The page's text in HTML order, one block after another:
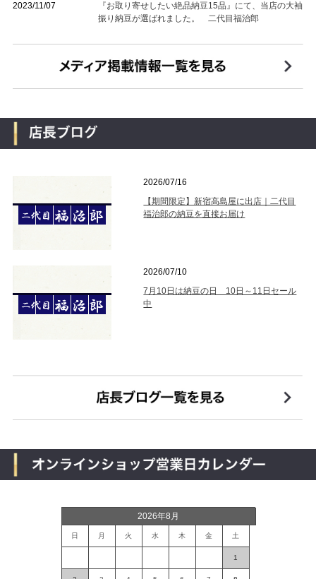
2023/11/07
『お取り寄せしたい絶品納豆15品』にて、当店の大袖
振り納豆が選ばれました。 二代目福治郎
2026/07/16
【期間限定】新宿高島屋に出店｜二代目
福治郎の納豆を直接お届け
2026/07/10
7月10日は納豆の日 10日～11日セール
中
2026年8月
日 月 火 水 木 金 土
1